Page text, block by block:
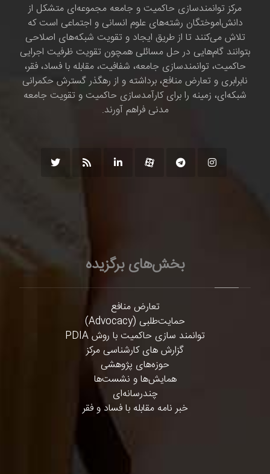
مرکز توانمندسازی حاکمیت و جامعه مجموعه‌ای متشکل از
دانش‌اموختگان رشته‌های علوم انسانی و اجتماعی است که
تلاش می‌کنند تا از طریق ایجاد و تقویت شبکه‌های اصلاحی
بتوانند گام‌هایی در حل مسائلی همچون تقویت ظرفیت اجرایی
حاکمیت، توانمندسازی جامعه، شفافیت، مقابله با فساد، فقر،
نابرابری و تعارض منافع، برداشته و از رهگذر گسترش حکمرانی
شبکه‌ای، زمینه را برای کارآمدسازی حاکمیت و تقویت جامعه
مدنی فراهم آورند.
بخش‌های برگزیده
تعارض منافع
حمایت‌طلبی (Advocacy)
توانمند سازی حاکمیت با روش PDIA
گزارش های کارشناسی مرکز
حوزه‌های پژوهشی
همایش‌ها و نشست‌ها
چندرسانه‌ای
خبر نامه مقابله با فساد و فقر